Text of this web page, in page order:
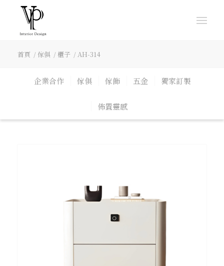
首頁 / 傢俱 /櫃子 /AH-314
企業合作 傢俱 傢飾 五金 獨家訂製
佈置靈感